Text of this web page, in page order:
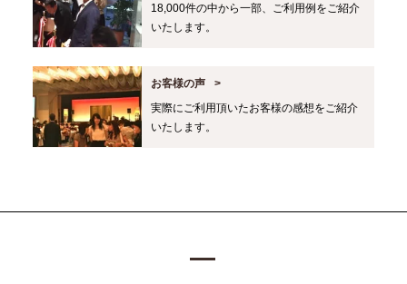
18,000件の中から一部、ご利用例をご紹介
いたします。
お客様の声
実際にご利用頂いたお客様の感想をご紹介
いたします。